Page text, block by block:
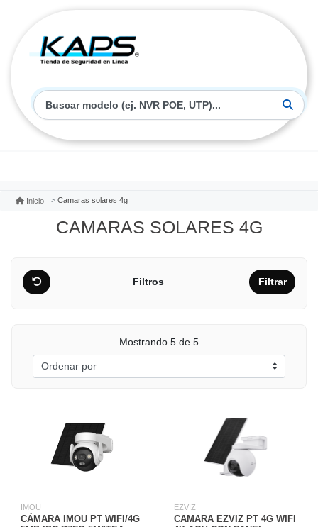
Inicio Camaras solares 4g
CAMARAS SOLARES 4G
Filtros Filtrar
Mostrando 5 de 5
IMOU
CÁMARA IMOU PT WIFI/4G
EZVIZ
CAMARA EZVIZ PT 4G WIFI